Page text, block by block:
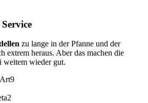
zu lange in der Pfanne und der
extrem heraus. Aber das machen die
weitem wieder gut.
9
2